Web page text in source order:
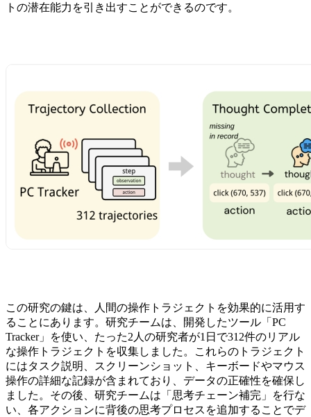
トの潜在能力を引き出すことができるのです。
この研究の鍵は、人間の操作トラジェクトを効果的に活用す
ることにあります。研究チームは、開発したツール「PC
Tracker」を使い、たった2人の研究者が1日で312件のリアル
な操作トラジェクトを収集しました。これらのトラジェクト
にはタスク説明、スクリーンショット、キーボードやマウス
操作の詳細な記録が含まれており、データの正確性を確保し
ました。その後、研究チームは「思考チェーン補完」を行な
い、各アクションに背後の思考プロセスを追加することでデ